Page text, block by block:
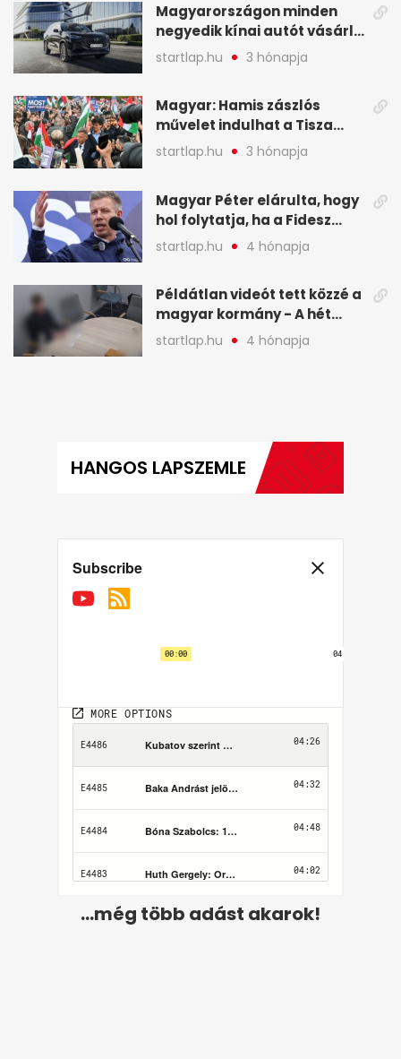
Magyarországon minden
negyedik kínai autót vásárló
a Chery mellett döntött (X)
startlap.hu 3 hónapja
Magyar: Hamis zászlós
művelet indulhat a Tisza
ellen a választás napján - A
hét legfontosabb eseményei
startlap.hu 3 hónapja
Magyar Péter elárulta, hogy
hol folytatja, ha a Fidesz
nyeri a választást - A hét
legfontosabb hírei
startlap.hu 4 hónapja
Példátlan videót tett közzé a
magyar kormány - A hét
legfontosabb hírei
képekben
startlap.hu 4 hónapja
HANGOS LAPSZEMLE
...még több adást akarok!